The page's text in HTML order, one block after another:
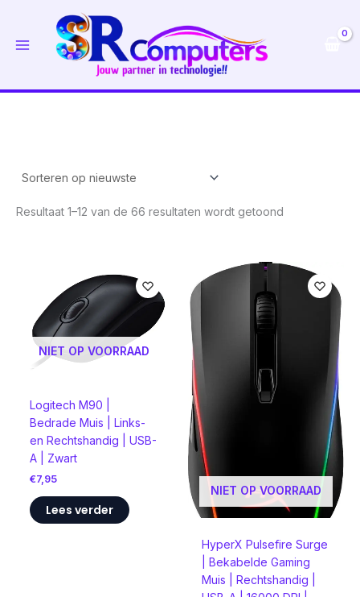
Resultaat 1–12 van de 66 resultaten wordt getoond
NIET OP VOORRAAD
Logitech M90 |
Bedrade Muis | Links-
en Rechtshandig | USB-
A | Zwart
€7,95
Lees verder
NIET OP VOORRAAD
HyperX Pulsefire Surge
| Bekabelde Gaming
Muis | Rechtshandig |